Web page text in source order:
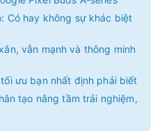
Có hay không sự khác biệt
vẫn mạnh và thông minh
ưu bạn nhất định phải biết
tạo nâng tầm trải nghiệm,